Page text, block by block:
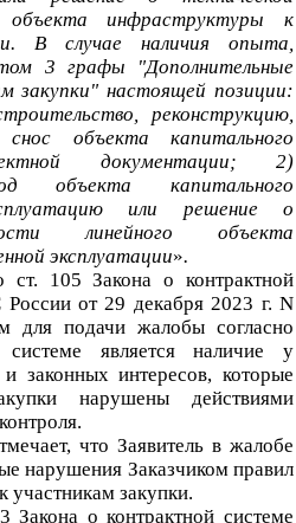
объекта инфраструктуры к
В случае наличия опыта,
3 графы "Дополнительные
закупки" настоящей позиции:
реконструкцию,
объекта капитального
документации; 2)
объекта капитального
или решение о
линейного объекта
эксплуатации».
ст. 105 Закона о контрактной
от 29 декабря 2023 г. N
для подачи жалобы согласно
является наличие у
законных интересов, которые
нарушены действиями
что Заявитель в жалобе
нарушения Заказчиком правил
участникам закупки.
Закона о контрактной системе